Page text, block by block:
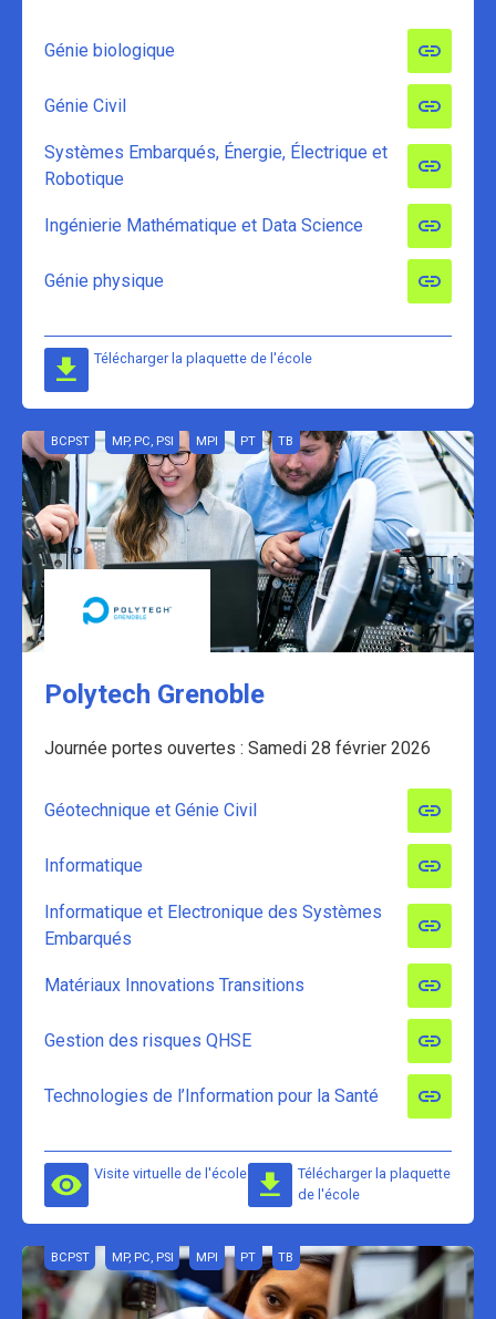
Génie biologique
Génie Civil
Systèmes Embarqués, Énergie, Électrique et
Robotique
Ingénierie Mathématique et Data Science
Génie physique
Télécharger la plaquette de l'école
BCPST MP, PC, PSI MPI PT TB
Polytech Grenoble
Journée portes ouvertes : Samedi 28 février 2026
Géotechnique et Génie Civil
Informatique
Informatique et Electronique des Systèmes
Embarqués
Matériaux Innovations Transitions
Gestion des risques QHSE
Technologies de l’Information pour la Santé
Visite virtuelle de l'école
Télécharger la plaquette
de l'école
BCPST MP, PC, PSI MPI PT TB